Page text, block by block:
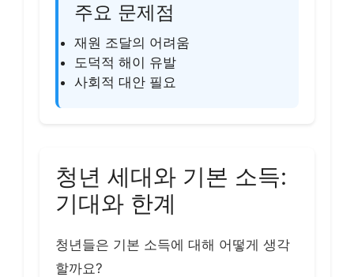
주요 문제점
재원 조달의 어려움
도덕적 해이 유발
사회적 대안 필요
청년 세대와 기본 소득:
기대와 한계
청년들은 기본 소득에 대해 어떻게 생각
할까요?